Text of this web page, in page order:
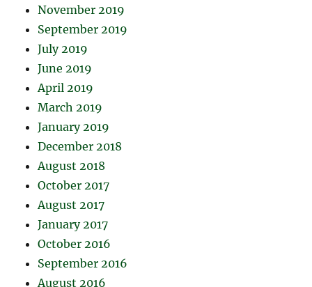
November 2019
September 2019
July 2019
June 2019
April 2019
March 2019
January 2019
December 2018
August 2018
October 2017
August 2017
January 2017
October 2016
September 2016
August 2016